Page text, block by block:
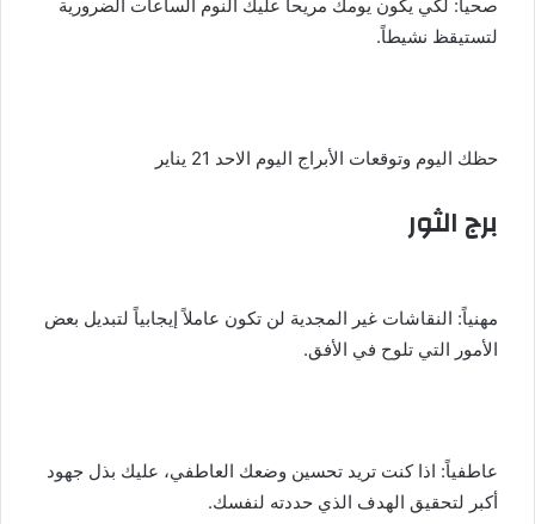
صحياً: لكي يكون يومك مريحاً عليك النوم الساعات الضرورية
لتستيقظ نشيطاً.
حظك اليوم وتوقعات الأبراج اليوم الاحد 21 يناير
برج الثور
مهنياً: النقاشات غير المجدية لن تكون عاملاً إيجابياً لتبديل بعض
الأمور التي تلوح في الأفق.
عاطفياً: اذا كنت تريد تحسين وضعك العاطفي، عليك بذل جهود
أكبر لتحقيق الهدف الذي حددته لنفسك.